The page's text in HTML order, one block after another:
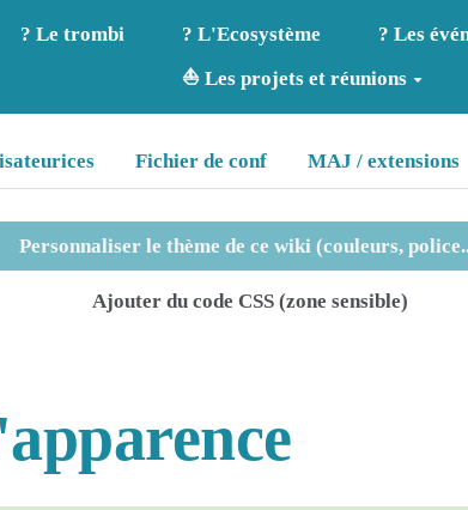
? Le trombi ? L'Ecosystème ? Les
⛵ Les projets et réunions
Fichier de conf MAJ / extensions
Personnaliser le thème de ce wiki (couleurs,
Ajouter du code CSS (zone sensible)